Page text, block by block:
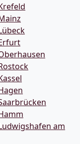
am